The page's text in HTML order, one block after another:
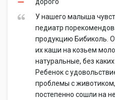
У нашего малыша
педиатр
продукцию Бибиколь.
их каши на козьем
натуральные, без
Ребенок с
проблемы с
постепенно сошли на